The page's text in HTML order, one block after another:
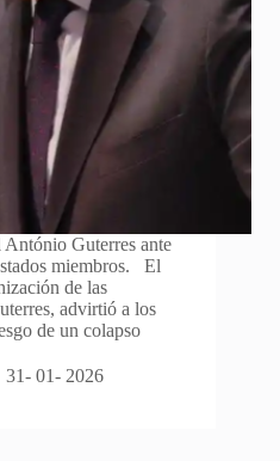
Guterres ante
miembros. El
de las
advirtió a los
de un colapso
31- 01- 2026